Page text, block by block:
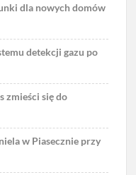
dla nowych domów
detekcji gazu po
zmieści się do
w Piasecznie przy